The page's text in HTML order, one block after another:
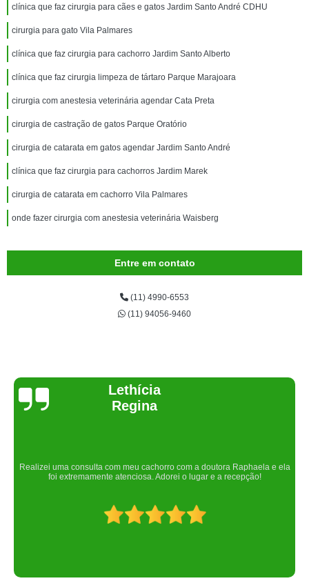
clínica que faz cirurgia para cães e gatos Jardim Santo André CDHU
cirurgia para gato Vila Palmares
clínica que faz cirurgia para cachorro Jardim Santo Alberto
clínica que faz cirurgia limpeza de tártaro Parque Marajoara
cirurgia com anestesia veterinária agendar Cata Preta
cirurgia de castração de gatos Parque Oratório
cirurgia de catarata em gatos agendar Jardim Santo André
clínica que faz cirurgia para cachorros Jardim Marek
cirurgia de catarata em cachorro Vila Palmares
onde fazer cirurgia com anestesia veterinária Waisberg
Entre em contato
(11) 4990-6553
(11) 94056-9460
Joelma Lilian
Um lugar maravilhoso. Sempre serei grata pelo que fizeram por nós!